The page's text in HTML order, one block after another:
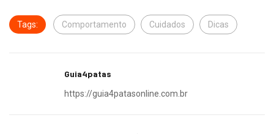
Tags: Comportamento Cuidados Dicas
Guia4patas
https://guia4patasonline.com.br